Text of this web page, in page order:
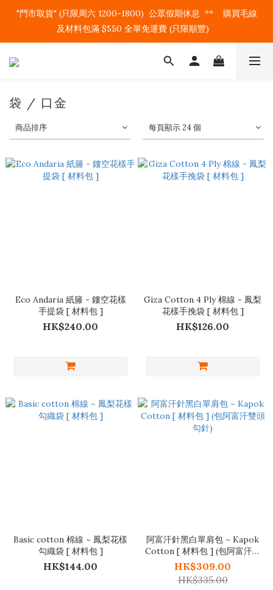
"門市取貨" (只限周六 1200-1800)  公眾假期休息  **    購買毛線
及材料包滿 $550 全單免運費 (只限順豐)
袋 / 口金
商品排序 每頁顯示 24 個
Eco Andaria 紙籐 - 鏤空花樣
手提袋 [ 材料包 ]
HK$240.00
Giza Cotton 4 Ply 棉線 - 鳳梨
花樣手挽袋 [ 材料包 ]
HK$126.00
Basic cotton 棉線 ~ 鳳梨花樣
勾織袋 [ 材料包 ]
HK$144.00
阿富汗針黑白單肩包 ~ Kapok
Cotton [ 材料包 ] (包阿富汗雙
頭勾針)
HK$309.00
HK$335.00